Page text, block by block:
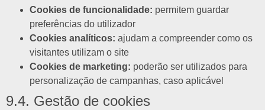
Cookies de funcionalidade: permitem guardar
preferências do utilizador
Cookies analíticos: ajudam a compreender como os
visitantes utilizam o site
Cookies de marketing: poderão ser utilizados para
personalização de campanhas, caso aplicável
9.4. Gestão de cookies